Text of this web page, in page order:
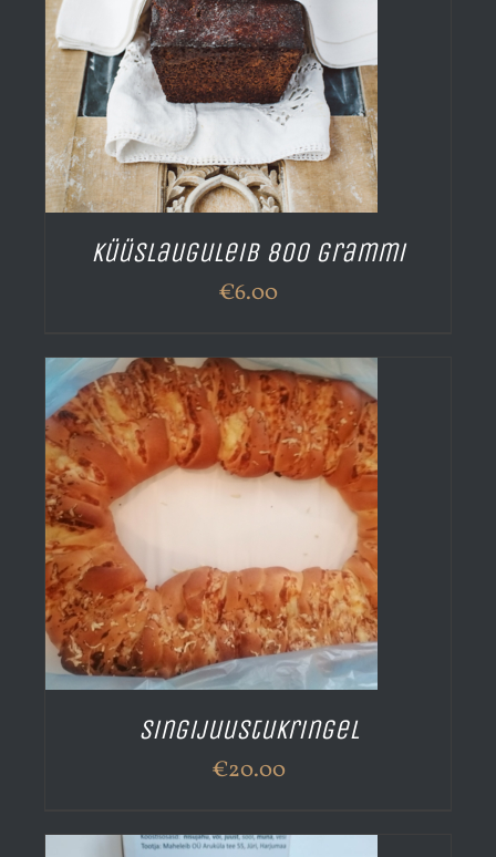
Küüslauguleib 800 grammi
€6.00
Singijuustukringel
€20.00